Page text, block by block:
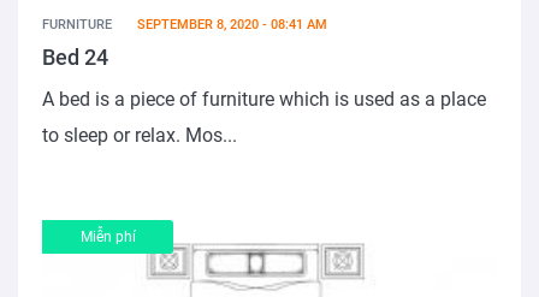
FURNITURE SEPTEMBER 8, 2020 - 08:41 AM
Bed 24
A bed is a piece of furniture which is used as a place
to sleep or relax. Mos...
Miễn phí